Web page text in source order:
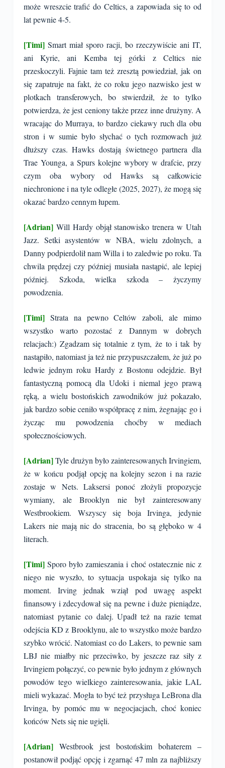
może wreszcie trafić do Celtics, a zapowiada się to od
lat pewnie 4-5.
[Timi]Smart miał sporo racji, bo rzeczywiście ani IT,
ani Kyrie, ani Kemba tej górki z Celtics nie
przeskoczyli. Fajnie tam też zresztą powiedział, jak on
się zapatruje na fakt, że co roku jego nazwisko jest w
plotkach transferowych, bo stwierdził, że to tylko
potwierdza, że jest ceniony także przez inne drużyny. A
wracając do Murraya, to bardzo ciekawy ruch dla obu
stron i w sumie było słychać o tych rozmowach już
dłuższy czas. Hawks dostają świetnego partnera dla
Trae Younga, a Spurs kolejne wybory w drafcie, przy
czym oba wybory od Hawks są całkowicie
niechronione i na tyle odległe (2025, 2027), że mogą się
okazać bardzo cennym łupem.
[Adrian]Will Hardy objął stanowisko trenera w Utah
Jazz. Setki asystentów w NBA, wielu zdolnych, a
Danny podpierdolił nam Willa i to zaledwie po roku. Ta
chwila prędzej czy później musiała nastąpić, ale lepiej
później. Szkoda, wielka szkoda – życzymy
powodzenia.
[Timi]Strata na pewno Celtów zaboli, ale mimo
wszystko warto pozostać z Dannym w dobrych
relacjach:) Zgadzam się totalnie z tym, że to i tak by
nastąpiło, natomiast ja też nie przypuszczałem, że już po
ledwie jednym roku Hardy z Bostonu odejdzie. Był
fantastyczną pomocą dla Udoki i niemal jego prawą
ręką, a wielu bostońskich zawodników już pokazało,
jak bardzo sobie ceniło współpracę z nim, żegnając go i
życząc mu powodzenia choćby w mediach
społecznościowych.
[Adrian]Tyle drużyn było zainteresowanych Irvingiem,
że w końcu podjął opcję na kolejny sezon i na razie
zostaje w Nets. Laksersi ponoć złożyli propozycje
wymiany, ale Brooklyn nie był zainteresowany
Westbrookiem. Wszyscy się boja Irvinga, jedynie
Lakers nie mają nic do stracenia, bo są głęboko w 4
literach.
[Timi] Sporo było zamieszania i choć ostatecznie nic z
niego nie wyszło, to sytuacja uspokaja się tylko na
moment. Irving jednak wziął pod uwagę aspekt
finansowy i zdecydował się na pewne i duże pieniądze,
natomiast pytanie co dalej. Upadł też na razie temat
odejścia KD z Brooklynu, ale to wszystko może bardzo
szybko wrócić. Natomiast co do Lakers, to pewnie sam
LBJ nie miałby nic przeciwko, by jeszcze raz siły z
Irvingiem połączyć, co pewnie było jednym z głównych
powodów tego wielkiego zainteresowania, jakie LAL
mieli wykazać. Mogła to być też przysługa LeBrona dla
Irvinga, by pomóc mu w negocjacjach, choć koniec
końców Nets się nie ugięli.
[Adrian] Westbrook jest bostońskim bohaterem –
postanowił podjąć opcję i zgarnąć 47 mln za najbliższy